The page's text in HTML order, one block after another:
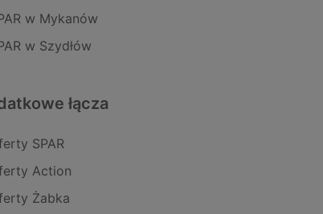
w Mykanów
w Szydłów
łącza
SPAR
Action
Żabka